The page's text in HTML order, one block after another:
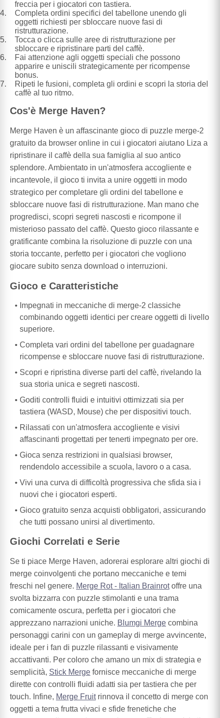
freccia per i giocatori con tastiera.
Completa ordini specifici del tabellone unendo gli
oggetti richiesti per sbloccare nuove fasi di
ristrutturazione.
Tocca o clicca sulle aree di ristrutturazione per
sbloccare e ripristinare parti del caffè.
Fai attenzione agli oggetti speciali che possono
apparire e uniscili strategicamente per ricompense
bonus.
Ripeti le fusioni, completa gli ordini e scopri la storia del
caffè al tuo ritmo.
Cos'è Merge Haven?
Merge Haven è un affascinante gioco di puzzle merge-2
gratuito da browser online in cui i giocatori aiutano Liza a
ripristinare il caffè della sua famiglia al suo antico
splendore. Ambientato in un'atmosfera accogliente e
incantevole, il gioco ti invita a unire oggetti in modo
strategico per completare gli ordini del tabellone e
sbloccare nuove fasi di ristrutturazione. Man mano che
progredisci, scopri segreti nascosti e ricompone il
misterioso passato del caffè. Questo gioco rilassante e
gratificante combina la risoluzione di puzzle con una
storia toccante, perfetto per i giocatori che vogliono
giocare subito senza download o interruzioni.
Gioco e Caratteristiche
Impegnati in meccaniche di merge-2 classiche
combinando oggetti identici per creare oggetti di livello
superiore.
Completa vari ordini del tabellone per guadagnare
ricompense e sbloccare nuove fasi di ristrutturazione.
Scopri e ripristina diverse parti del caffè, rivelando la
sua storia unica e segreti nascosti.
Goditi controlli fluidi e intuitivi ottimizzati sia per
tastiera (WASD, Mouse) che per dispositivi touch.
Rilassati con un'atmosfera accogliente e visivi
affascinanti progettati per tenerti impegnato per ore.
Gioca senza restrizioni in qualsiasi browser,
rendendolo accessibile a scuola, lavoro o a casa.
Vivi una curva di difficoltà progressiva che sfida sia i
nuovi che i giocatori esperti.
Gioco gratuito senza acquisti obbligatori, assicurando
che tutti possano unirsi al divertimento.
Giochi Correlati e Serie
Se ti piace Merge Haven, adorerai esplorare altri giochi di
merge coinvolgenti che portano meccaniche e temi
freschi nel genere. Merge Rot - Italian Brainrotoffre una
svolta bizzarra con puzzle stimolanti e una trama
comicamente oscura, perfetta per i giocatori che
apprezzano narrazioni uniche. Blumgi Merge combina
personaggi carini con un gameplay di merge avvincente,
ideale per i fan di puzzle rilassanti e visivamente
accattivanti. Per coloro che amano un mix di strategia e
semplicità, Stick Merge fornisce meccaniche di merge
dirette con controlli fluidi adatti sia per tastiera che per
touch. Infine, Merge Fruitrinnova il concetto di merge con
oggetti a tema frutta vivaci e sfide frenetiche che